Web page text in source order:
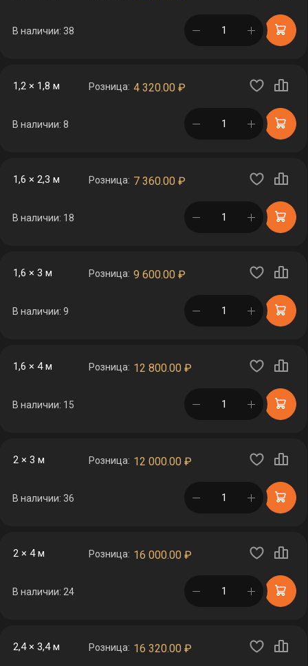
В наличии: 38 в корзине
1,2 × 1,8 м Розница: 4 320.00 ₽
В наличии: 8 в корзине
1,6 × 2,3 м Розница: 7 360.00 ₽
В наличии: 18 в корзине
1,6 × 3 м Розница: 9 600.00 ₽
В наличии: 9 в корзине
1,6 × 4 м Розница: 12 800.00 ₽
В наличии: 15 в корзине
2 × 3 м Розница: 12 000.00 ₽
В наличии: 36 в корзине
2 × 4 м Розница: 16 000.00 ₽
В наличии: 24 в корзине
2,4 × 3,4 м Розница: 16 320.00 ₽